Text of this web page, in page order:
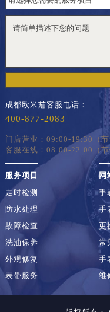
成都欧米茄客服电话：
400-877-2083
门店营业：09:00-19:30（节
客服在线：08:00-22:00（
服务项目
走时检测
防水处理
故障检查
洗油保养
外观修复
表带服务
网
手
手
更
常
手
维